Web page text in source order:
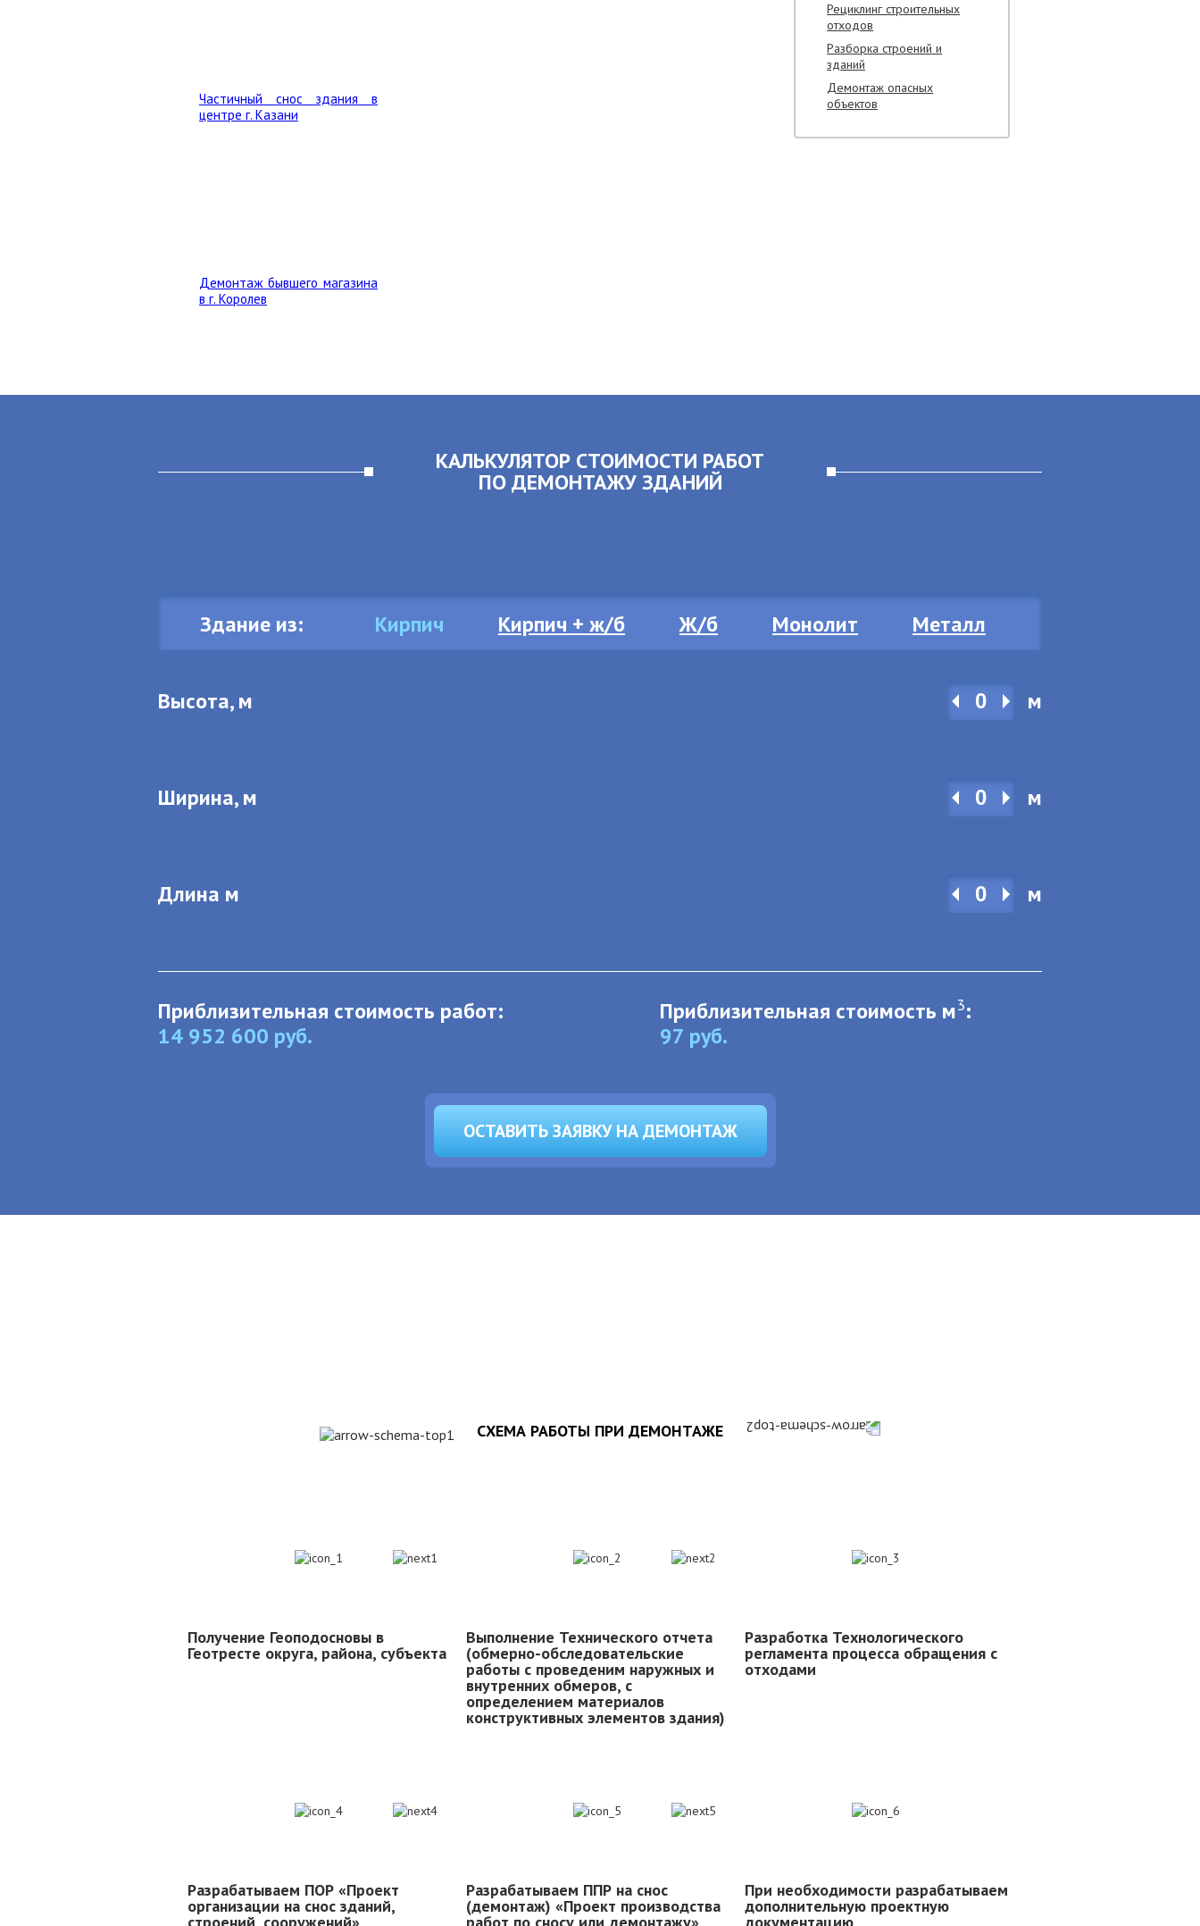
Рециклинг строительных
отходов
Разборка строений и
зданий
Демонтаж опасных
объектов
Частичный снос здания в
центре г. Казани
Демонтаж бывшего магазина
в г. Королев
КАЛЬКУЛЯТОР СТОИМОСТИ РАБОТ
ПО ДЕМОНТАЖУ ЗДАНИЙ
Здание из: Кирпич Кирпич + ж/б Ж/б Монолит Металл
Высота, м м
Ширина, м м
Длина м м
Приблизительная стоимость работ:
14 952 600 руб.
Приблизительная стоимость м3:
97 руб.
ОСТАВИТЬ ЗАЯВКУ НА ДЕМОНТАЖ
СХЕМА РАБОТЫ ПРИ ДЕМОНТАЖЕ
Получение Геоподосновы в
Геотресте округа, района, субъекта
Выполнение Технического отчета
(обмерно-обследовательские
работы с проведеним наружных и
внутренних обмеров, с
определением материалов
конструктивных элементов здания)
Разработка Технологического
регламента процесса обращения с
отходами
Разрабатываем ПОР «Проект
организации на снос зданий,
Разрабатываем ППР на снос
(демонтаж) «Проект производства
При необходимости разрабатываем
дополнительную проектную